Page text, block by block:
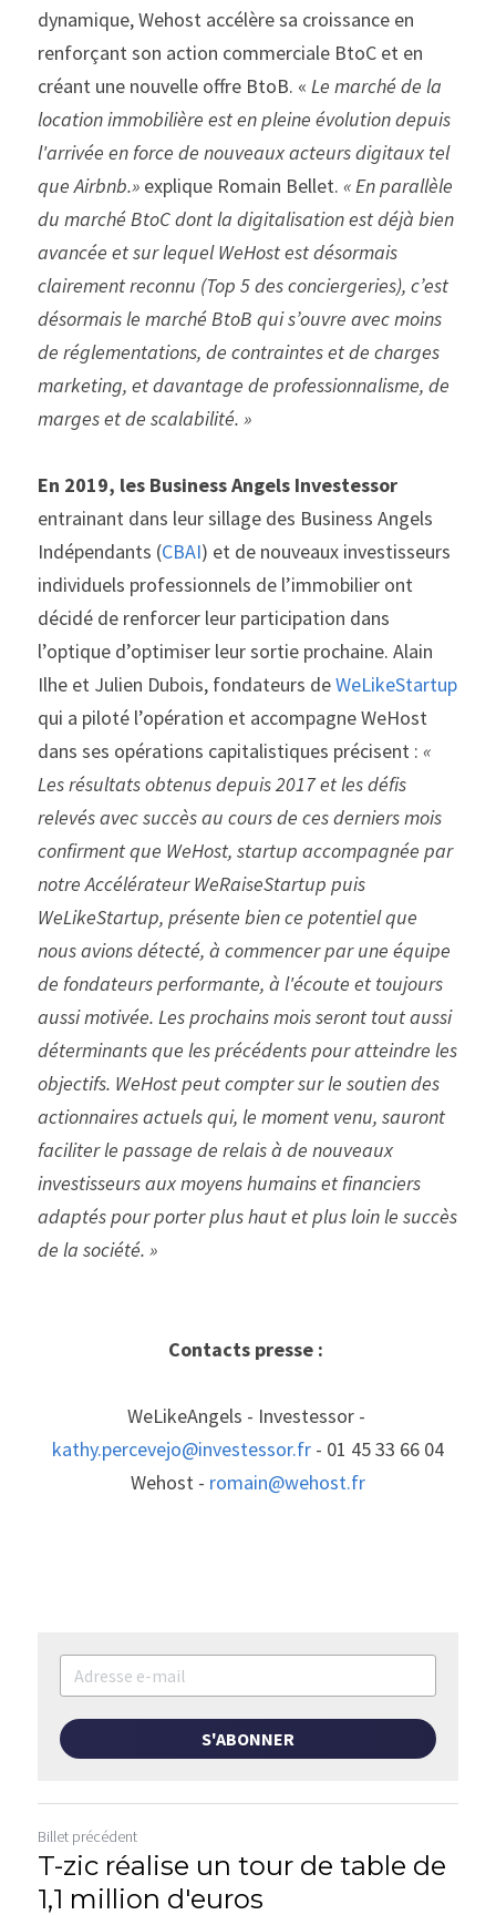
dynamique, Wehost accélère sa croissance en
renforçant son action commerciale BtoC et en
créant une nouvelle offre BtoB. « Le marché de la
location immobilière est en pleine évolution depuis
l'arrivée en force de nouveaux acteurs digitaux tel
que Airbnb.» explique Romain Bellet. « En parallèle
du marché BtoC dont la digitalisation est déjà bien
avancée et sur lequel WeHost est désormais
clairement reconnu (Top 5 des conciergeries), c’est
désormais le marché BtoB qui s’ouvre avec moins
de réglementations, de contraintes et de charges
marketing, et davantage de professionnalisme, de
marges et de scalabilité. »
En 2019, les Business Angels Investessor
entrainant dans leur sillage des Business Angels
Indépendants (CBAI) et de nouveaux investisseurs
individuels professionnels de l’immobilier ont
décidé de renforcer leur participation dans
l’optique d’optimiser leur sortie prochaine. Alain
Ilhe et Julien Dubois, fondateurs de WeLikeStartup
qui a piloté l’opération et accompagne WeHost
dans ses opérations capitalistiques précisent : «
Les résultats obtenus depuis 2017 et les défis
relevés avec succès au cours de ces derniers mois
confirment que WeHost, startup accompagnée par
notre Accélérateur WeRaiseStartup puis
WeLikeStartup, présente bien ce potentiel que
nous avions détecté, à commencer par une équipe
de fondateurs performante, à l'écoute et toujours
aussi motivée. Les prochains mois seront tout aussi
déterminants que les précédents pour atteindre les
objectifs. WeHost peut compter sur le soutien des
actionnaires actuels qui, le moment venu, sauront
faciliter le passage de relais à de nouveaux
investisseurs aux moyens humains et financiers
adaptés pour porter plus haut et plus loin le succès
de la société. »
Contacts presse :
kathy.percevejo@investessor.fr - 01 45 33 66 04
Wehost - romain@wehost.fr
S'ABONNER
Billet précédent
T-zic réalise un tour de table de
1,1 million d'euros